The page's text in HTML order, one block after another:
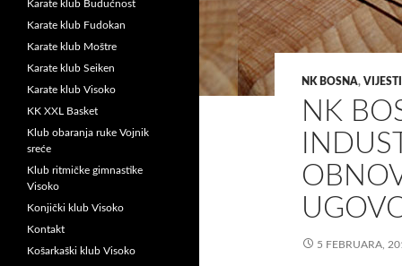
NK BOSNA, VIJESTI
NK
5 FEBRUARA,
Karate klub Budućnost
Karate klub Fudokan
Karate klub Moštre
Karate klub Seiken
Karate klub Visoko
KK XXL Basket
Klub obaranja ruke Vojnik
sreće
Klub ritmičke gimnastike
Visoko
Konjički klub Visoko
Kontakt
Košarkaški klub Visoko